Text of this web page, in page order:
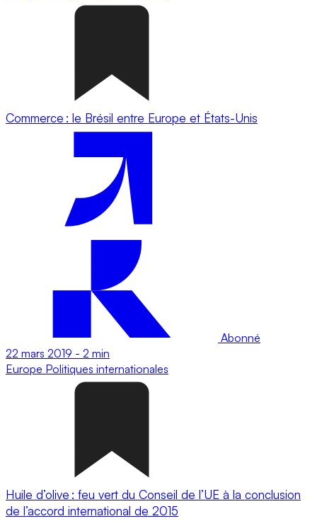
Commerce : le Brésil entre Europe et États-Unis
Abonné
22 mars 2019 - 2 min
Europe Politiques internationales
Huile d’olive : feu vert du Conseil de l’UE à la conclusion
de l’accord international de 2015